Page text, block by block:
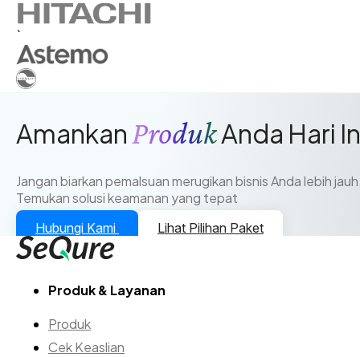
`
AmankanProdukAnda Hari
Jangan biarkan pemalsuan merugikan bisnis Anda lebih
Temukan solusi keamanan yang tepat
Hubungi Kami Lihat Pilihan Paket
Produk & Layanan
Produk
Cek Keaslian